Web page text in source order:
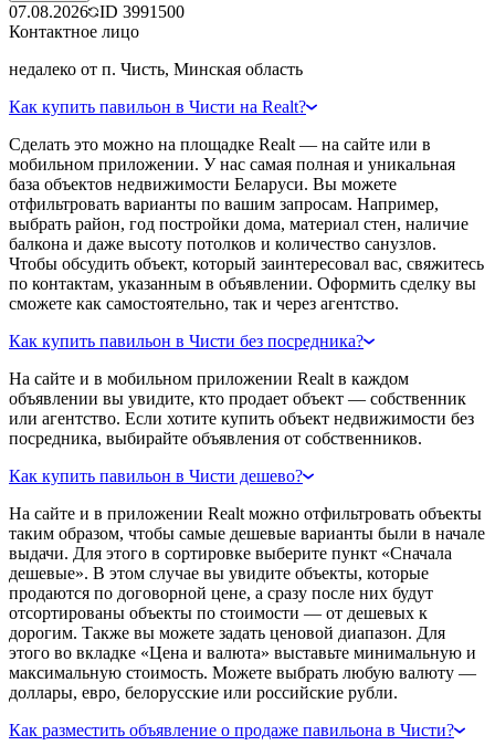
07.08.2026 ID 3991500
Контактное лицо
недалеко от п. Чисть, Минская область
Как купить павильон в Чисти на Realt?
Сделать это можно на площадке Realt — на сайте или в
мобильном приложении. У нас самая полная и уникальная
база объектов недвижимости Беларуси. Вы можете
отфильтровать варианты по вашим запросам. Например,
выбрать район, год постройки дома, материал стен, наличие
балкона и даже высоту потолков и количество санузлов.
Чтобы обсудить объект, который заинтересовал вас, свяжитесь
по контактам, указанным в объявлении. Оформить сделку вы
сможете как самостоятельно, так и через агентство.
Как купить павильон в Чисти без посредника?
На сайте и в мобильном приложении Realt в каждом
объявлении вы увидите, кто продает объект — собственник
или агентство. Если хотите купить объект недвижимости без
посредника, выбирайте объявления от собственников.
Как купить павильон в Чисти дешево?
На сайте и в приложении Realt можно отфильтровать объекты
таким образом, чтобы самые дешевые варианты были в начале
выдачи. Для этого в сортировке выберите пункт «Сначала
дешевые». В этом случае вы увидите объекты, которые
продаются по договорной цене, а сразу после них будут
отсортированы объекты по стоимости — от дешевых к
дорогим. Также вы можете задать ценовой диапазон. Для
этого во вкладке «Цена и валюта» выставьте минимальную и
максимальную стоимость. Можете выбрать любую валюту —
доллары, евро, белорусские или российские рубли.
Как разместить объявление о продаже павильона в Чисти?